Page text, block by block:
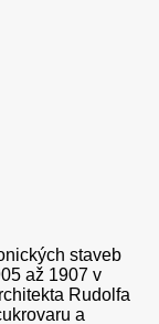
staveb
až 1907 v
Rudolfa
a